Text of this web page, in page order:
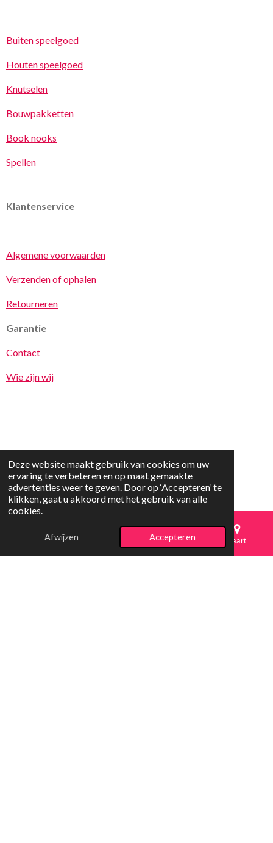
Deze website maakt gebruik van cookies om uw
ervaring te verbeteren en op maat gemaakte
advertenties weer te geven. Door op ‘Accepteren’ te
klikken, gaat u akkoord met het gebruik van alle
cookies.
Afwijzen Accepteren
Buiten speelgoed
Houten speelgoed
Knutselen
Bouwpakketten
Book nooks
Spellen
Klantenservice
Algemene voorwaarden
Verzenden of ophalen
Retourneren
Garantie
Contact
Wie zijn wij
© 2025 vrolijkspeelgoed.nl
E-mailadres Telefoonnummer Kaart